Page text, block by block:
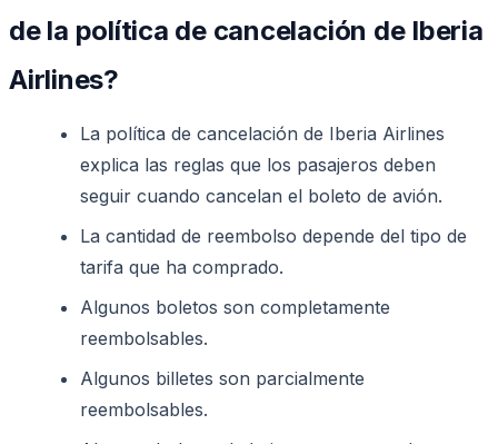
de la política de cancelación de Iberia
Airlines?
La política de cancelación de Iberia Airlines
explica las reglas que los pasajeros deben
seguir cuando cancelan el boleto de avión.
La cantidad de reembolso depende del tipo de
tarifa que ha comprado.
Algunos boletos son completamente
reembolsables.
Algunos billetes son parcialmente
reembolsables.